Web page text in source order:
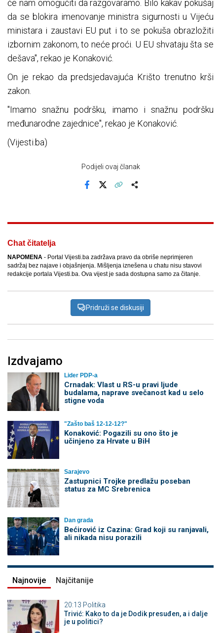
će nam omogućiti da razgovaramo. Bilo kakav pokušaj
da se blokira imenovanje ministra sigurnosti u Vijeću
ministara i zaustavi EU put i to se pokuša obrazložiti
izbornim zakonom, to neće proći. U EU shvataju šta se
dešava", rekao je Konaković.
On je rekao da predsjedavajuća Krišto trenutno krši
zakon.
"Imamo snažnu podršku, imamo i snažnu podršku
međunarodne zajednice", rekao je Konaković.
(Vijesti.ba)
Podijeli ovaj članak
Chat čitatelja
NAPOMENA - Portal Vijesti.ba zadržava pravo da obriše neprimjeren
sadržaj bez najave i objašnjenja. Mišljenja iznešena u chatu nisu stavovi
redakcije portala Vijesti.ba. Ova vijest je sada dostupna samo za čitanje.
Pridruži se diskusiji
Izdvajamo
Lider PDP-a
Crnadak: Vlast u RS-u pravi ljude
budalama, naprave svečanost kad u selo
stigne voda
"Zašto baš 12-12-12?"
Konaković: Pogazili su ono što je
učinjeno za Hrvate u BiH
Sarajevo
Zastupnici Trojke predlažu poseban
status za MC Srebrenica
Dan grada
Bećirović iz Cazina: Grad koji su ranjavali,
ali nikada nisu porazili
Najnovije Najčitanije
20:13 Politika
Trivić: Kako to da je Dodik presuđen, a i dalje
je u politici?